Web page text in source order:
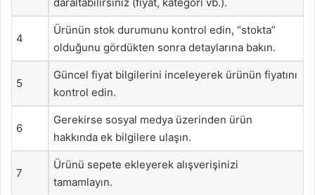
4
Ürünün stok durumunu kontrol edin, “stokta”
olduğunu gördükten sonra detaylarına bakın.
5
Güncel fiyat bilgilerini inceleyerek ürünün fiyatını
kontrol edin.
6
Gerekirse sosyal medya üzerinden ürün
hakkında ek bilgilere ulaşın.
7
Ürünü sepete ekleyerek alışverişinizi
tamamlayın.